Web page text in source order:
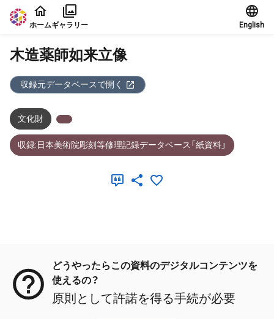
本文に飛ぶ
ホームギャラリー English
木造薬師如来立像
収録元データベースで開く
文化財
収録:日本美術院彫刻等修理記録データベース「紙資料」
どうやったらこの資料のデジタルコンテンツを
使えるの？
原則として許諾を得る手続が必要